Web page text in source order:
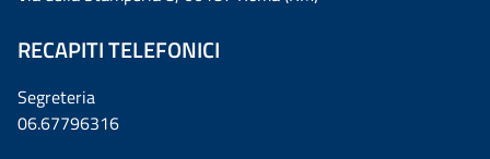
RECAPITI TELEFONICI
Segreteria
06.67796316